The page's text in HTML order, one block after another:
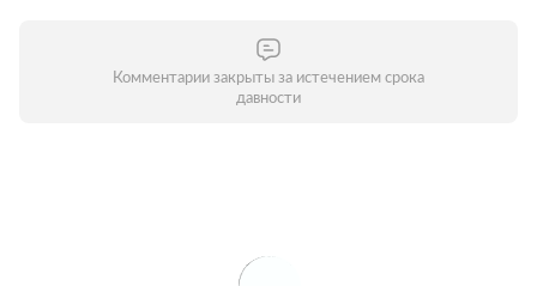
Комментарии закрыты за истечением срока
давности